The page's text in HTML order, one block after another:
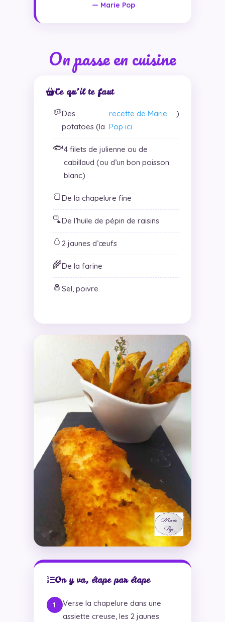
— Marie Pop
On passe en cuisine
Ce qu’il te faut
🥔Des
potatoes (la
recette de Marie
Pop ici
)
🐟4 filets de julienne ou de
cabillaud (ou d’un bon poisson
blanc)
🍞De la chapelure fine
🫗De l’huile de pépin de raisins
🥚 2 jaunes d’œufs
🌾De la farine
🧂 Sel, poivre
On y va, étape par étape
Verse la chapelure dans une
assiette creuse, les 2 jaunes